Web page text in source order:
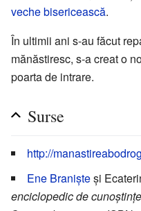
veche bisericească.
În ultimii ani s-au făcut
mănăstiresc, s-a creat o
poarta de intrare.
Surse
http://
Ene Branișteși
enciclopedic de